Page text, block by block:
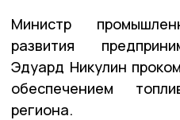
Министр
развития
Эдуард Никулин
обеспечением
региона.